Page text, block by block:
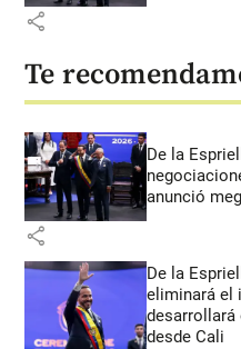
share
Te
De la
anunció
share
De la
eliminará el
desde Cali